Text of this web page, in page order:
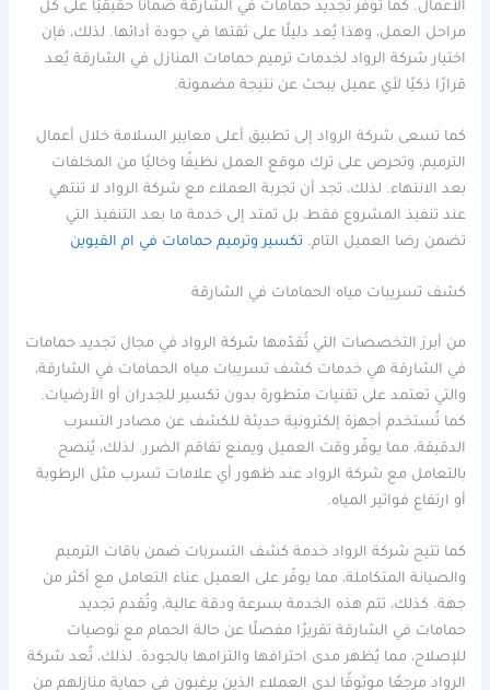
الأعمال. كما توفر تجديد حمامات في الشارقة ضمانًا حقيقيًا على كل
مراحل العمل، وهذا يُعد دليلًا على ثقتها في جودة أدائها. لذلك، فإن
اختيار شركة الرواد لخدمات ترميم حمامات المنازل في الشارقة يُعد
قرارًا ذكيًا لأي عميل يبحث عن نتيجة مضمونة.
كما تسعى شركة الرواد إلى تطبيق أعلى معايير السلامة خلال أعمال
الترميم، وتحرص على ترك موقع العمل نظيفًا وخاليًا من المخلفات
بعد الانتهاء. لذلك، تجد أن تجربة العملاء مع شركة الرواد لا تنتهي
عند تنفيذ المشروع فقط، بل تمتد إلى خدمة ما بعد التنفيذ التي
تضمن رضا العميل التام. تكسير وترميم حمامات في ام القيوين
كشف تسريبات مياه الحمامات في الشارقة
من أبرز التخصصات التي تُقدّمها شركة الرواد في مجال تجديد حمامات
في الشارقة هي خدمات كشف تسريبات مياه الحمامات في الشارقة،
والتي تعتمد على تقنيات متطورة بدون تكسير للجدران أو الأرضيات.
كما تُستخدم أجهزة إلكترونية حديثة للكشف عن مصادر التسرب
الدقيقة، مما يوفّر وقت العميل ويمنع تفاقم الضرر. لذلك، يُنصح
بالتعامل مع شركة الرواد عند ظهور أي علامات تسرب مثل الرطوبة
أو ارتفاع فواتير المياه.
كما تتيح شركة الرواد خدمة كشف التسربات ضمن باقات الترميم
والصيانة المتكاملة، مما يوفّر على العميل عناء التعامل مع أكثر من
جهة. كذلك، تتم هذه الخدمة بسرعة ودقة عالية، وتُقدم تجديد
حمامات في الشارقة تقريرًا مفصلًا عن حالة الحمام مع توصيات
للإصلاح، مما يُظهر مدى احترافها والتزامها بالجودة. لذلك، تُعد شركة
الرواد مرجعًا موثوقًا لدى العملاء الذين يرغبون في حماية منازلهم من